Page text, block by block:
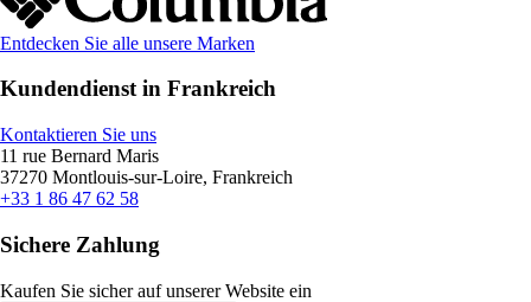
Entdecken Sie alle unsere Marken
Kundendienst in Frankreich
Kontaktieren Sie uns
11 rue Bernard Maris
37270 Montlouis-sur-Loire, Frankreich
+33 1 86 47 62 58
Sichere Zahlung
Kaufen Sie sicher auf unserer Website ein